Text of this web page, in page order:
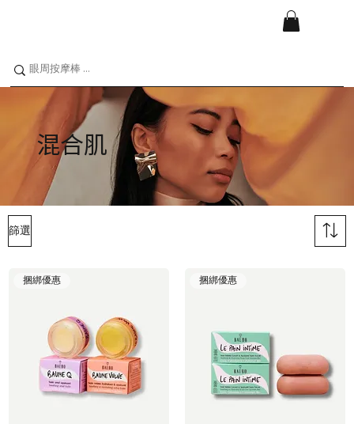
篩選
捆綁優惠 捆綁優惠
混合肌